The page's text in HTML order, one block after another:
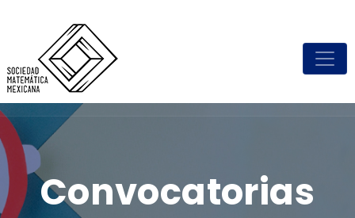
Convocatorias